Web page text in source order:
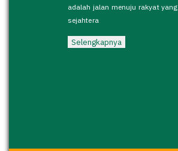
adalah jalan menuju rakyat yang
sejahtera
Selengkapnya